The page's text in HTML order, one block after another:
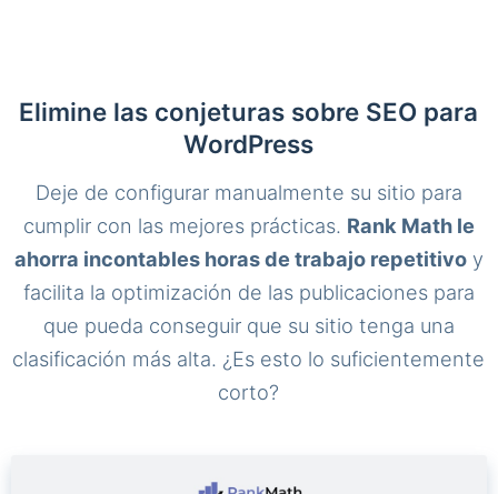
Elimine las conjeturas sobre SEO para
WordPress
Deje de configurar manualmente su sitio para
cumplir con las mejores prácticas. Rank Math le
ahorra incontables horas de trabajo repetitivoy
facilita la optimización de las publicaciones para
que pueda conseguir que su sitio tenga una
clasificación más alta. ¿Es esto lo suficientemente
corto?